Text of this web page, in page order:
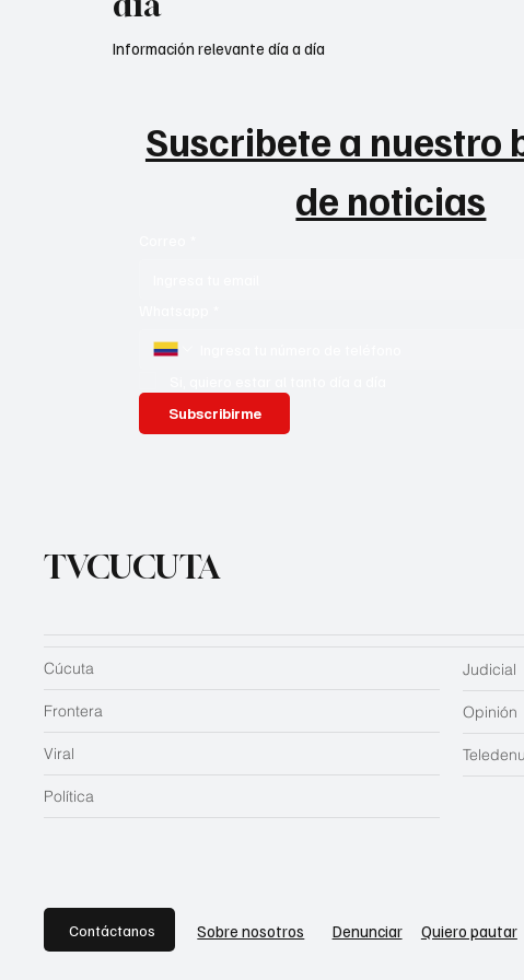
Suscribete a nuestro
de noticias
Subscribirme
Información relevante día a día
TVCUCUTA
Judicial
Opinión
Cúcuta
Frontera
Viral
Política
Contáctanos Sobre nosotros Denunciar Quiero pautar